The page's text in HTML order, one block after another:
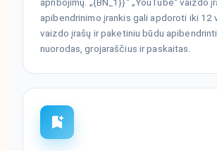
apribojimų. „{BN_1}}“ „YouTube“ vaizdo
apibendrinimo įrankis gali apdoroti iki 12
vaizdo įrašų ir paketiniu būdu
nuorodas, grojaraščius ir paskaitas.